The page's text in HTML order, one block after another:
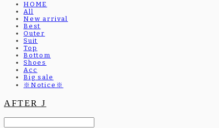
HOME
All
New arrival
Best
Outer
Suit
Top
Bottom
Shoes
Acc
Big sale
※Notice※
AFTER J